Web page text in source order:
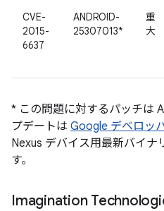
CVE-
2015-
6637
ANDROID-
25307013*
重
大
* この問題に対するパッチは
プデートは Google デベロッ
Nexus デバイス用最新バイナ
す。
Imagination